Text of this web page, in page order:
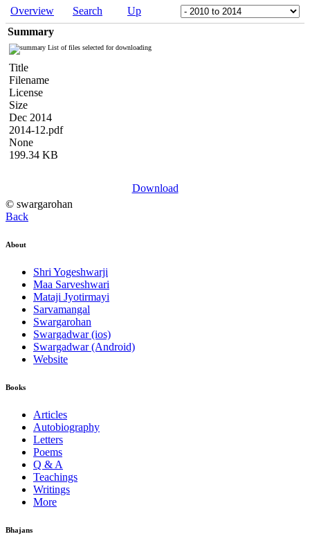
Overview
Search
Up
Summary
List of files selected for downloading
Title
Filename
License
Size
Dec 2014
2014-12.pdf
None
199.34 KB
Download
© swargarohan
Back
About
Shri Yogeshwarji
Maa Sarveshwari
Mataji Jyotirmayi
Sarvamangal
Swargarohan
Swargadwar (ios)
Swargadwar (Android)
Website
Books
Articles
Autobiography
Letters
Poems
Q & A
Teachings
Writings
More
Bhajans